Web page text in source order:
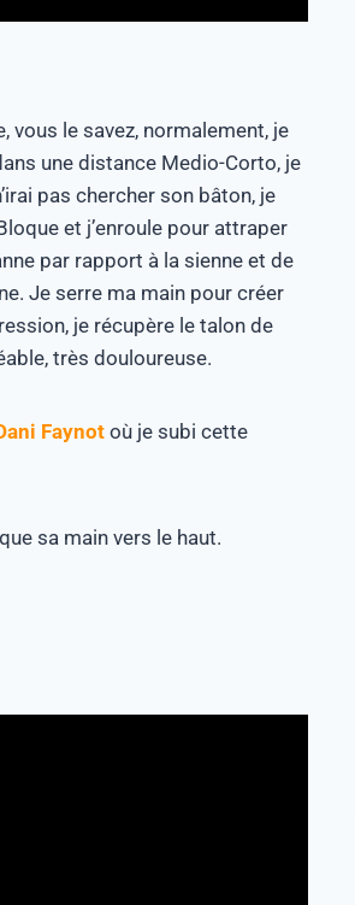
vous le savez, normalement, je
une distance Medio-Corto, je
pas chercher son bâton, je
et j’enroule pour attraper
par rapport à la sienne et de
Je serre ma main pour créer
je récupère le talon de
très douloureuse.
Faynot où je subi cette
sa main vers le haut.